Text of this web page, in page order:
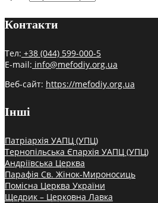
Контакти
Тел: +38 (044) 599-000-5
E-mail: info@mefodiy.org.ua
Веб-сайт: https://mefodiy.org.ua
Інші
Патріархія УАПЦ (УПЦ)
Тернопільська Єпархія УАПЦ (УПЦ)
Андріївська Церква
Парафія Св. Жінок-Мироносиць
Помісна Церква України
Щедрик – Церковна Лавка